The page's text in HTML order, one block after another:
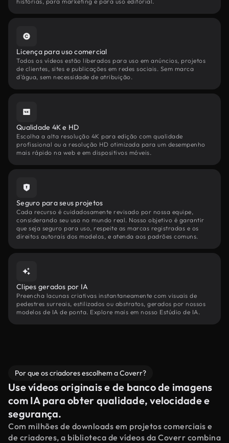
Licença para uso comercial
Todos os vídeos estão liberados para uso em anúncios, projetos
de clientes, sites e publicações em redes sociais. Sem marca
d'água, sem necessidade de atribuição.
Qualidade 4K e HD
Escolha a alta resolução 4K para edição com qualidade
profissional ou a resolução HD otimizada para um desempenho
mais rápido na web e em dispositivos móveis.
Seguro para seus projetos
Cada recurso é cuidadosamente revisado por nossa equipe,
considerando seu uso no mundo real. Nosso objetivo é garantir
que seja seguro para uso, respeite as marcas registradas e os
direitos autorais dos modelos, e atenda aos padrões comuns.
Clipes gerados por IA
Preencha lacunas criativas instantaneamente com visuais de
pedestres surreais, estilizados ou abstratos, gerados por nossos
modelos de IA de ponta. Explore mais em nosso Estúdio de IA.
Por que os criadores escolhem a Coverr?
Use vídeos originais e de banco de imagens
com IA para obter qualidade, velocidade e
segurança.
Com milhões de downloads em projetos comerciais e
de criadores, a biblioteca de vídeos da Coverr combina